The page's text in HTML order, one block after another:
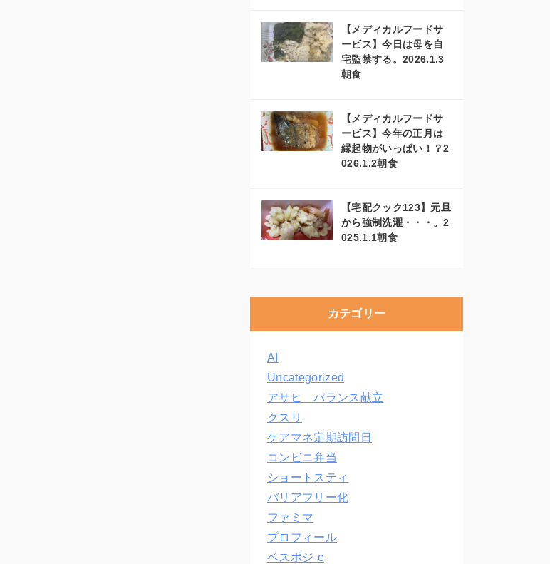
【メディカルフードサ
ービス】今日は母を自
宅監禁する。2026.1.3
朝食
【メディカルフードサ
ービス】今年の正月は
縁起物がいっぱい！？2
026.1.2朝食
【宅配クック123】元旦
から強制洗濯・・・。2
025.1.1朝食
カテゴリー
AI
Uncategorized
アサヒ バランス献立
クスリ
ケアマネ定期訪問日
コンビニ弁当
ショートスティ
バリアフリー化
ファミマ
プロフィール
ベスポジ-e